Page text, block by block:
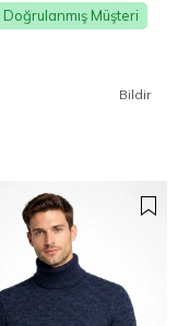
Doğrulanmış Müşteri
Bildir